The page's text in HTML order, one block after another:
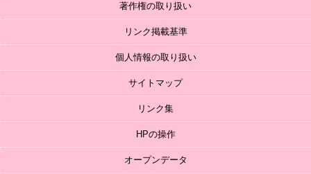
著作権の取り扱い
リンク掲載基準
個人情報の取り扱い
サイトマップ
リンク集
HPの操作
オープンデータ